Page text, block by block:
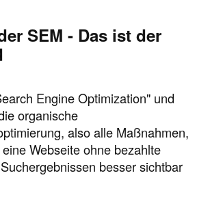
SEM - Das ist der
Engine Optimization" und
organische
also alle Maßnahmen,
Webseite ohne bezahlte
besser sichtbar